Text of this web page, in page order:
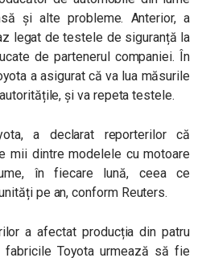
și alte probleme. Anterior, a
legat de testele de siguranță la
de partenerul companiei. În
a asigurat că va lua măsurile
și va repeta testele.
a declarat reporterilor că
mii dintre modelele cu motoare
în fiecare lună, ceea ce
pe an, conform Reuters.
a afectat producția din patru
Toyota urmează să fie